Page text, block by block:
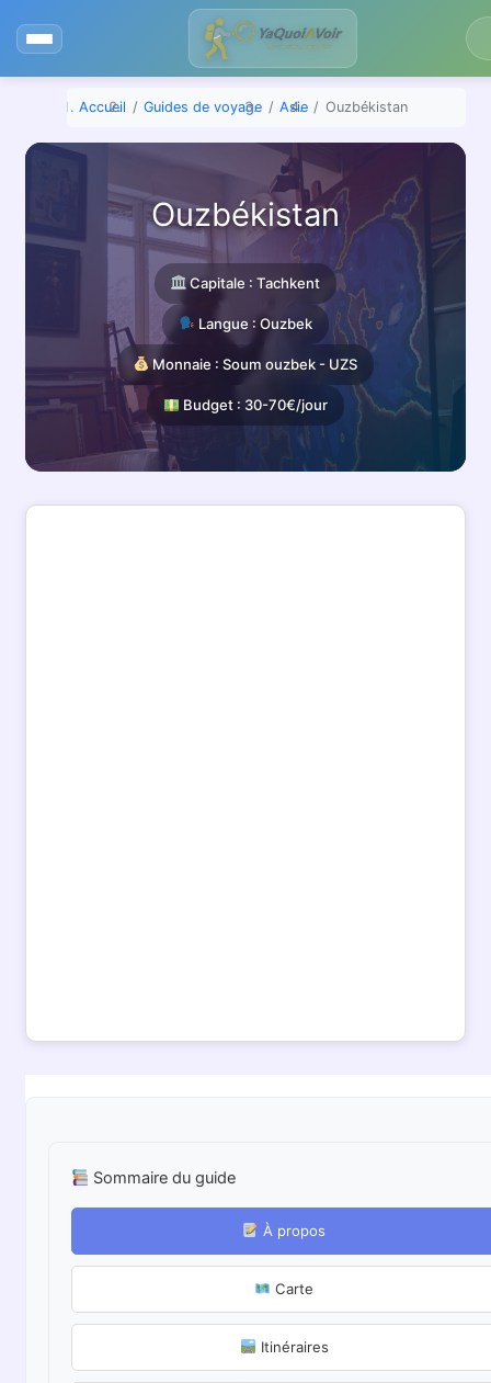
Accueil Guides de voyage Asie Ouzbékistan
Ouzbékistan
Capitale : Tachkent
Langue : Ouzbek
Monnaie : Soum ouzbek - UZS
Budget : 30-70€/jour
Sommaire du guide
À propos
Carte
Itinéraires